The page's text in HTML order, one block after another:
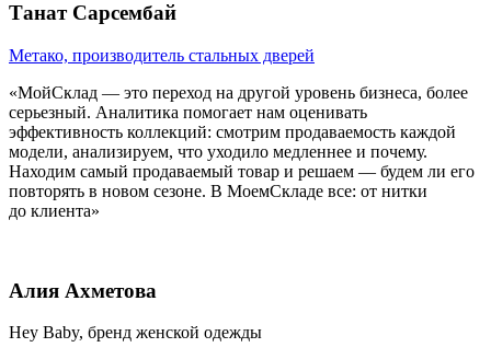
Танат Сарсембай
Метако, производитель стальных дверей
«МойСклад — это переход на другой уровень бизнеса, более
серьезный. Аналитика помогает нам оценивать
эффективность коллекций: смотрим продаваемость каждой
модели, анализируем, что уходило медленнее и почему.
Находим самый продаваемый товар и решаем — будем ли его
повторять в новом сезоне. В МоемСкладе все: от нитки
до клиента»
Алия Ахметова
Hey Baby, бренд женской одежды